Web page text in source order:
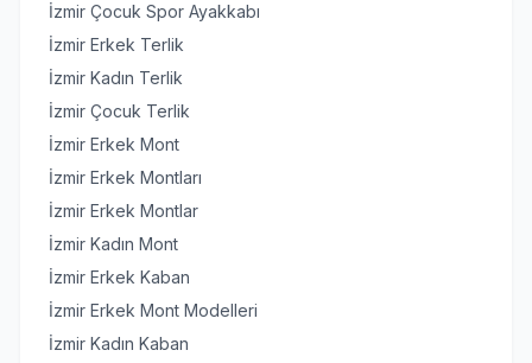
İzmir Çocuk Spor Ayakkabı
İzmir Erkek Terlik
İzmir Kadın Terlik
İzmir Çocuk Terlik
İzmir Erkek Mont
İzmir Erkek Montları
İzmir Erkek Montlar
İzmir Kadın Mont
İzmir Erkek Kaban
İzmir Erkek Mont Modelleri
İzmir Kadın Kaban